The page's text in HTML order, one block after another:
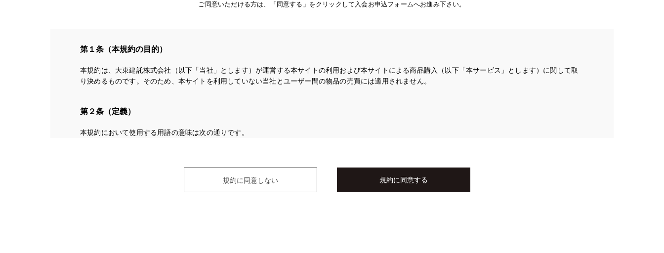
ご同意いただける方は、「同意する」をクリックして入会お申込フォームへお進み下さい。
第１条（本規約の目的）
本規約は、大東建託株式会社（以下「当社」とします）が運営する本サイトの利用および本サイトによる商品購入（以下「本サービス」とします）に関して取
り決めるものです。そのため、本サイトを利用していない当社とユーザー間の物品の売買には適用されません。
第２条（定義）
本規約において使用する用語の意味は次の通りです。
規約に同意しない 規約に同意する